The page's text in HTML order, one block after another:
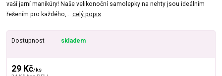
vaší jarní manikúry! Naše velikonoční samolepky na nehty jsou ideálním
řešením pro každého,...celý popis
Dostupnost skladem
29 Kč/ks